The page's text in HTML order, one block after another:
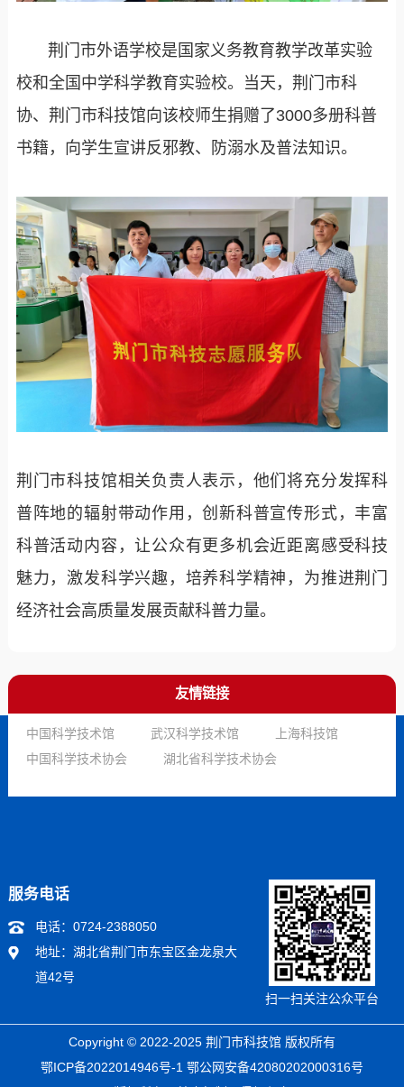
荆门市外语学校是国家义务教育教学改革实验
校和全国中学科学教育实验校。当天，荆门市科
协、荆门市科技馆向该校师生捐赠了3000多册科普
书籍，向学生宣讲反邪教、防溺水及普法知识。
荆门市科技馆相关负责人表示，他们将充分发挥科
普阵地的辐射带动作用，创新科普宣传形式，丰富
科普活动内容，让公众有更多机会近距离感受科技
魅力，激发科学兴趣，培养科学精神，为推进荆门
经济社会高质量发展贡献科普力量。
友情链接
中国科学技术馆 武汉科学技术馆
上海科技馆
中国科学技术协会
湖北省科学技术协会
服务电话
电话： 0724-2388050
地址：湖北省荆门市东宝区金龙泉大
道42号
扫一扫关注公众平台
Copyright © 2022-2025 荆门市科技馆 版权所有
鄂ICP备2022014946号-1 鄂公网安备42080202000316号